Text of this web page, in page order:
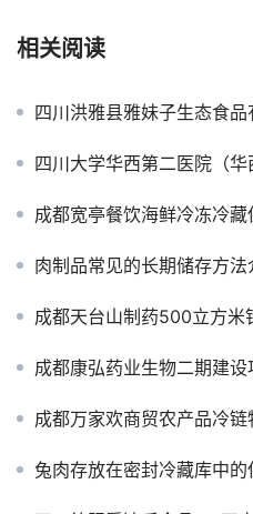
相关阅读
四川洪雅县雅妹子生态食
四川大学华西第二医院（华西妇产儿童医
成都宽亭餐饮海鲜冷冻冷藏
肉制品常见的长期储存方法
成都天台山制药500立方米针剂生
成都康弘药业生物二期建
成都万家欢商贸农产品冷
兔肉存放在密封冷藏库中